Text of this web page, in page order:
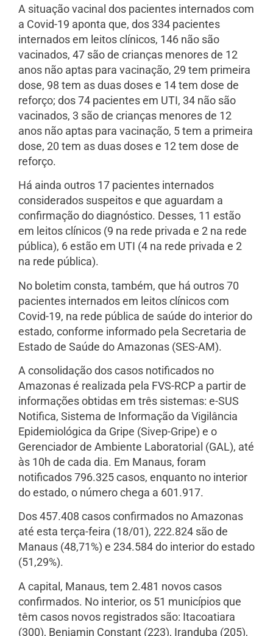
A situação vacinal dos pacientes internados com
a Covid-19 aponta que, dos 334 pacientes
internados em leitos clínicos, 146 não são
vacinados, 47 são de crianças menores de 12
anos não aptas para vacinação, 29 tem primeira
dose, 98 tem as duas doses e 14 tem dose de
reforço; dos 74 pacientes em UTI, 34 não são
vacinados, 3 são de crianças menores de 12
anos não aptas para vacinação, 5 tem a primeira
dose, 20 tem as duas doses e 12 tem dose de
reforço.
Há ainda outros 17 pacientes internados
considerados suspeitos e que aguardam a
confirmação do diagnóstico. Desses, 11 estão
em leitos clínicos (9 na rede privada e 2 na rede
pública), 6 estão em UTI (4 na rede privada e 2
na rede pública).
No boletim consta, também, que há outros 70
pacientes internados em leitos clínicos com
Covid-19, na rede pública de saúde do interior do
estado, conforme informado pela Secretaria de
Estado de Saúde do Amazonas (SES-AM).
A consolidação dos casos notificados no
Amazonas é realizada pela FVS-RCP a partir de
informações obtidas em três sistemas: e-SUS
Notifica, Sistema de Informação da Vigilância
Epidemiológica da Gripe (Sivep-Gripe) e o
Gerenciador de Ambiente Laboratorial (GAL), até
às 10h de cada dia. Em Manaus, foram
notificados 796.325 casos, enquanto no interior
do estado, o número chega a 601.917.
Dos 457.408 casos confirmados no Amazonas
até esta terça-feira (18/01), 222.824 são de
Manaus (48,71%) e 234.584 do interior do estado
(51,29%).
A capital, Manaus, tem 2.481 novos casos
confirmados. No interior, os 51 municípios que
têm casos novos registrados são: Itacoatiara
(300), Benjamin Constant (223), Iranduba (205),